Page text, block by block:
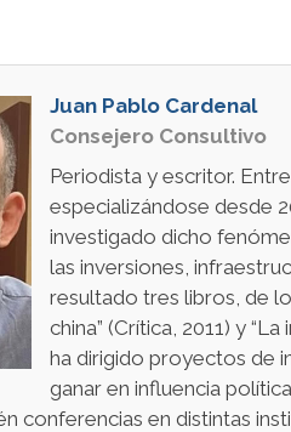
Juan Pablo Cardenal
Consejero Consultivo
Periodista y escritor.
especializándose desde
investigado dicho
las inversiones,
resultado tres libros, de
china” (Crítica, 2011) y
ha dirigido proyectos de
ganar en influencia
conferencias en distintas